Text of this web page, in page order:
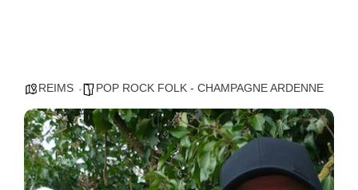
REIMS POP ROCK FOLK - CHAMPAGNE ARDENNE